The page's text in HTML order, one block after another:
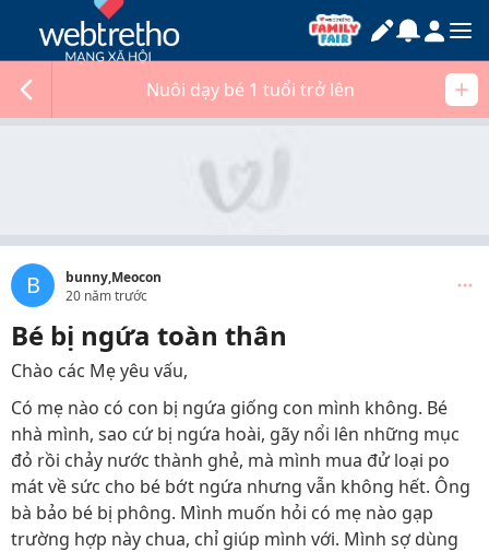
Nuôi dạy bé 1 tuổi trở lên
B
bunny,Meocon
20 năm trước
Bé bị ngứa toàn thân
Chào các Mẹ yêu vấu,
Có mẹ nào có con bị ngứa giống con mình không. Bé
nhà mình, sao cứ bị ngứa hoài, gãy nổi lên những mục
đỏ rồi chảy nước thành ghẻ, mà mình mua đử loại po
mát về sức cho bé bớt ngứa nhưng vẫn không hết. Ông
bà bảo bé bị phông. Mình muốn hỏi có mẹ nào gạp
trường hợp này chua, chỉ giúp mình với. Mình sợ dùng